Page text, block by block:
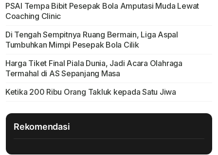
PSAI Tempa Bibit Pesepak Bola Amputasi Muda Lewat
Coaching Clinic
Di Tengah Sempitnya Ruang Bermain, Liga Aspal
Tumbuhkan Mimpi Pesepak Bola Cilik
Harga Tiket Final Piala Dunia, Jadi Acara Olahraga
Termahal di AS Sepanjang Masa
Ketika 200 Ribu Orang Takluk kepada Satu Jiwa
Rekomendasi